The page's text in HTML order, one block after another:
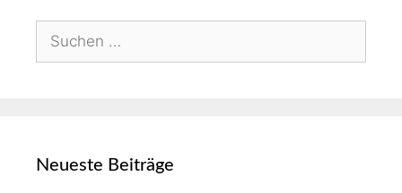
Neueste Beiträge